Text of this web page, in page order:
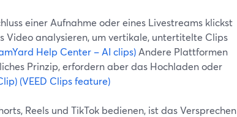
einer Aufnahme oder eines Livestreams klickst
Video analysieren, um vertikale, untertitelte Clips
Help Center – AI clips) Andere Plattformen
Prinzip, erfordern aber das Hochladen oder
(VEED Clips feature)
Reels und TikTok bedienen, ist das Versprechen